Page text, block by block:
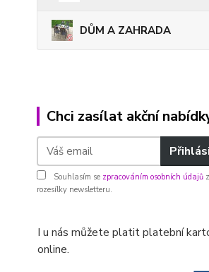
DŮM A ZAHRADA
Chci zasílat akční
Souhlasím se zpracováním osobních údajů
rozesílky newsletteru.
I u nás můžete platit platební
online.